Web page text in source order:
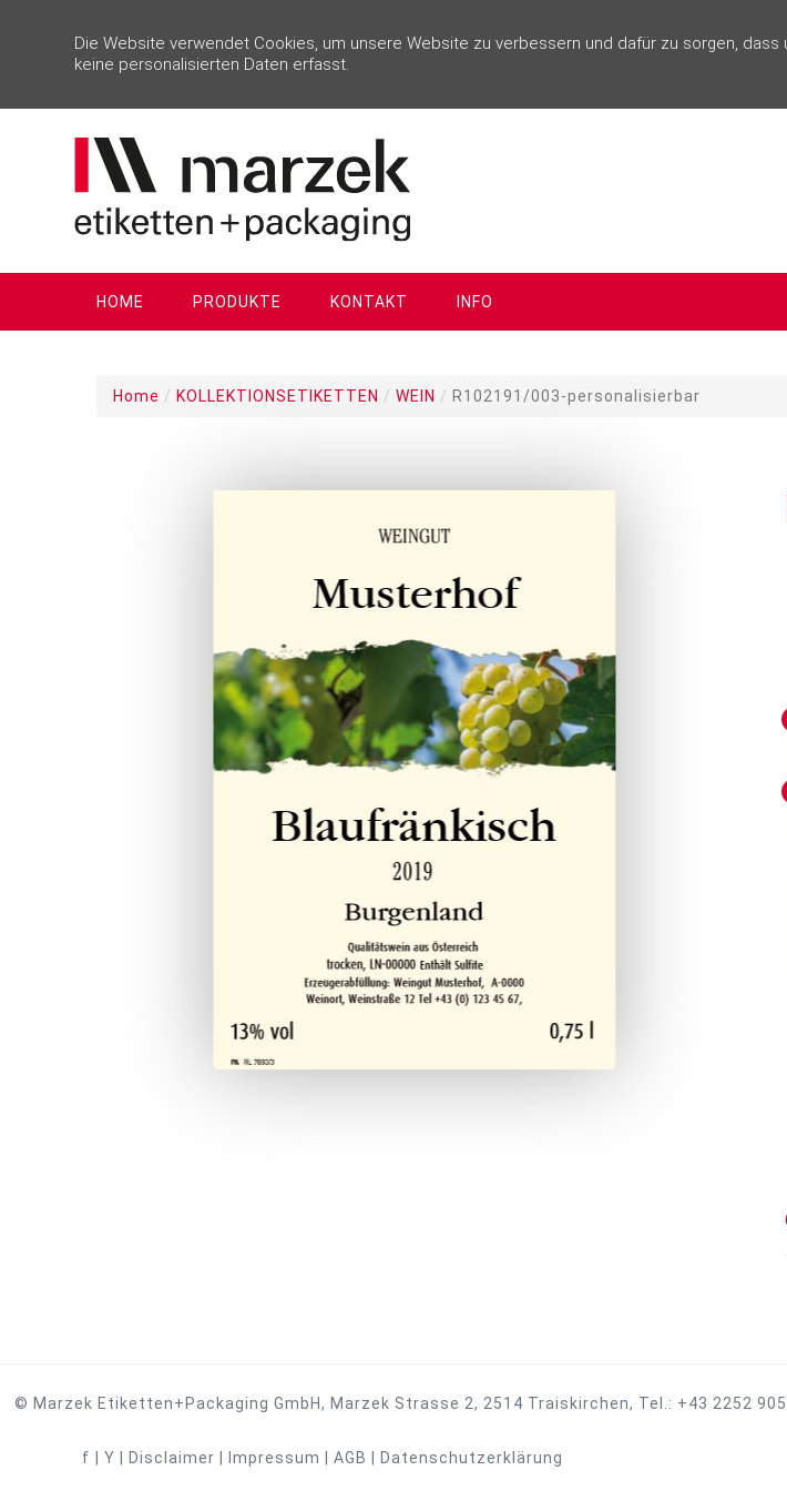
Die Website verwendet Cookies, um unsere Website zu verbessern und dafür zu sorgen,
keine personalisierten Daten erfasst.
HOME PRODUKTE KONTAKT INFO
Home / KOLLEKTIONSETIKETTEN / WEIN / R102191/003-personalisierbar
© Marzek Etiketten+Packaging GmbH, Marzek Strasse 2, 2514 Traiskirchen, Tel.: +43 2252
f Y Disclaimer Impressum AGB Datenschutzerklärung